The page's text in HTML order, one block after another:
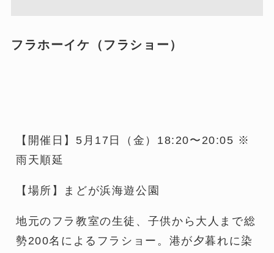
フラホーイケ（フラショー）
【開催日】5月17日（金）18:20〜20:05 ※
雨天順延
【場所】まどが浜海遊公園
​地元のフラ教室の生徒、子供から大人まで総
勢200名によるフラショー。港が夕暮れに染